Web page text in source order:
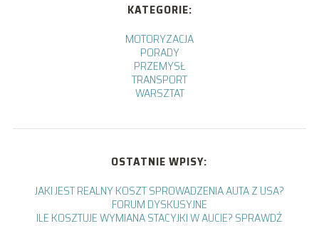
KATEGORIE:
MOTORYZACJA
PORADY
PRZEMYSŁ
TRANSPORT
WARSZTAT
OSTATNIE WPISY:
JAKI JEST REALNY KOSZT SPROWADZENIA AUTA Z USA?
FORUM DYSKUSYJNE
ILE KOSZTUJE WYMIANA STACYJKI W AUCIE? SPRAWDŹ